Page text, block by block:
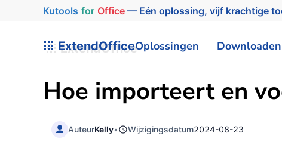
Kutools for Office— Eén oplossing, vijf krachtige
ExtendOfficeOplossingen Downloaden
Hoe importeert en
AuteurKelly• Wijzigingsdatum2024-08-23